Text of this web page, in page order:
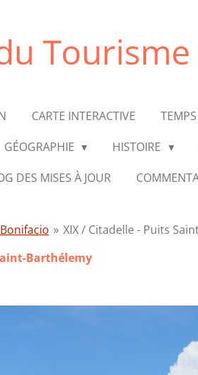
CARTE INTERACTIVE
GÉOGRAPHIE HISTOIRE
DES MISES À JOUR
» XIX / Citadelle - Puits
Barthélemy